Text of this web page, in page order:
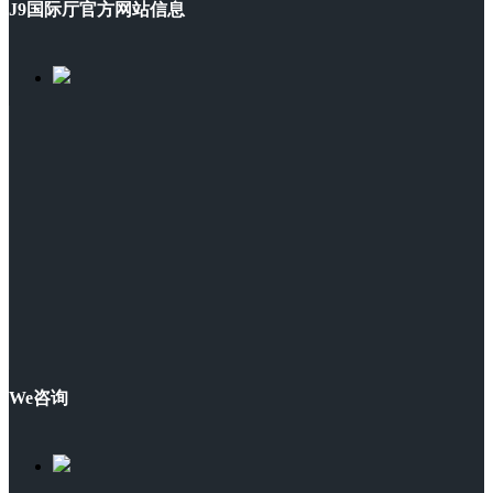
J9国际厅官方网站信息
We咨询